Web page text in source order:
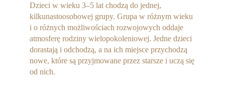
Dzieci w wieku 3–5 lat chodzą do jednej,
kilkunastoosobowej grupy. Grupa w różnym wieku
i o różnych możliwościach rozwojowych oddaje
atmosferę rodziny wielopokoleniowej. Jedne dzieci
dorastają i odchodzą, a na ich miejsce przychodzą
nowe, które są przyjmowane przez starsze i uczą się
od nich.